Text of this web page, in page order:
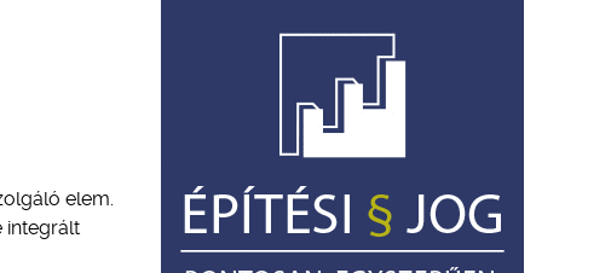
elem.
integrált